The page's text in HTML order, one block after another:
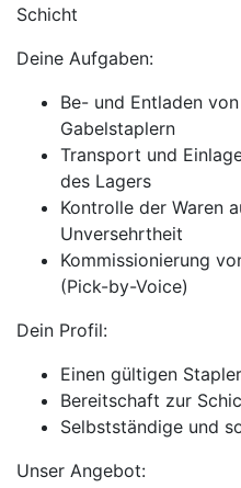
Schicht
Deine Aufgaben:
Be- und Entladen
Gabelstaplern
Transport und
des Lagers
Kontrolle der Waren
Unversehrtheit
Kommissionierung
(Pick-by-Voice)
Dein Profil:
Einen gültigen
Bereitschaft zur
Selbstständige und
Unser Angebot: